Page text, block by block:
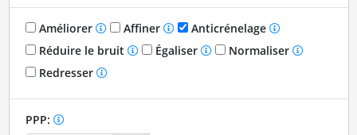
Améliorer Affiner
Anticrénelage
Réduire le bruit
Égaliser
Normaliser
Redresser
PPP: